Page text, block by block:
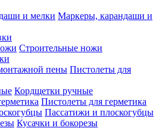
Маркеры, карандаши и
Строительные ножи
Пистолеты для
Кордщетки ручные
Пистолеты для герметика
Пассатижи и плоскогубцы
Кусачки и бокорезы